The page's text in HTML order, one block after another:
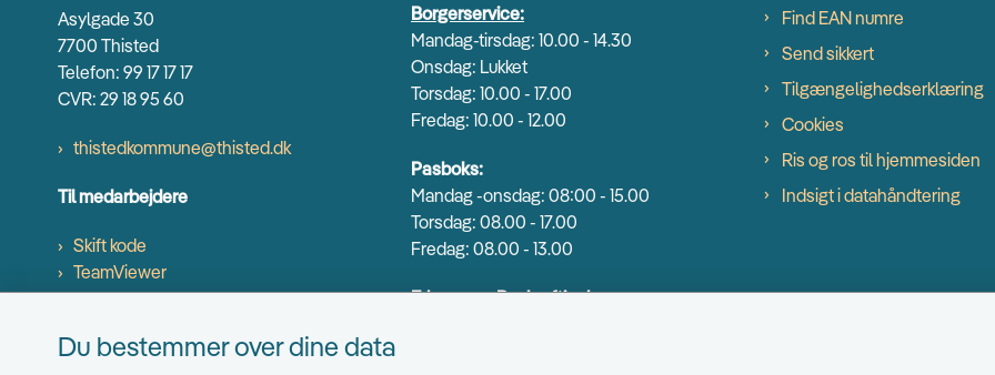
Asylgade 30
7700 Thisted
Telefon: 99 17 17 17
CVR: 29 18 95 60
thistedkommune@thisted.dk
Til medarbejdere
Skift kode
TeamViewer
Borgerservice:
Mandag-tirsdag: 10.00 - 14.30
Onsdag: Lukket
Torsdag: 10.00 - 17.00
Fredag: 10.00 - 12.00
Pasboks:
Mandag -onsdag: 08:00 - 15.00
Torsdag: 08.00 - 17.00
Fredag: 08.00 - 13.00
Erhverv og Beskæftigelse:
Find EAN numre
Send sikkert
Tilgængelighedserklæring
Cookies
Ris og ros til hjemmesiden
Indsigt i datahåndtering
Du bestemmer over dine data